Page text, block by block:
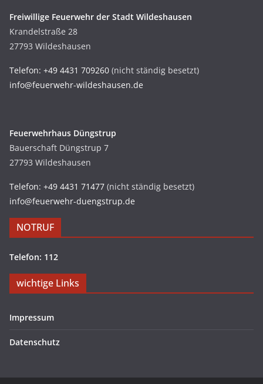
Freiwillige Feuerwehr der Stadt Wildeshausen
Krandelstraße 28
27793 Wildeshausen
Telefon: +49 4431 709260 (nicht ständig besetzt)
info@feuerwehr-wildeshausen.de
Feuerwehrhaus Düngstrup
Bauerschaft Düngstrup 7
27793 Wildeshausen
Telefon: +49 4431 71477 (nicht ständig besetzt)
info@feuerwehr-duengstrup.de
NOTRUF
Telefon: 112
wichtige Links
Impressum
Datenschutz